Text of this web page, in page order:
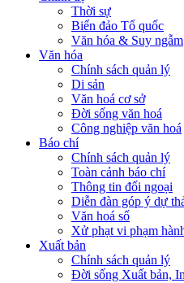
Thời sự
Biển đảo Tổ quốc
Văn hóa & Suy ngẫm
Văn hóa
Chính sách quản lý
Di sản
Văn hoá cơ sở
Đời sống văn hoá
Công nghiệp văn hoá
Báo chí
Chính sách quản lý
Toàn cảnh báo chí
Thông tin đối ngoại
Diễn đàn góp ý dự
Văn hoá số
Xử phạt vi phạm
Xuất bản
Chính sách quản lý
Đời sống Xuất bản,